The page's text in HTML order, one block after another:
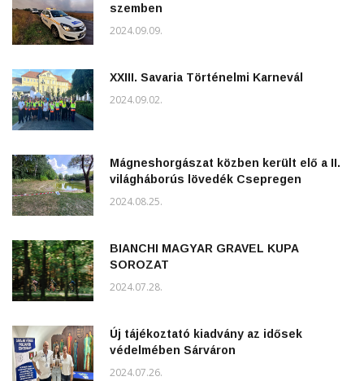
szemben
2024.09.09.
XXIII. Savaria Történelmi Karnevál
2024.09.02.
Mágneshorgászat közben került elő a II.
világháborús lövedék Csepregen
2024.08.25.
BIANCHI MAGYAR GRAVEL KUPA
SOROZAT
2024.07.28.
Új tájékoztató kiadvány az idősek
védelmében Sárváron
2024.07.26.